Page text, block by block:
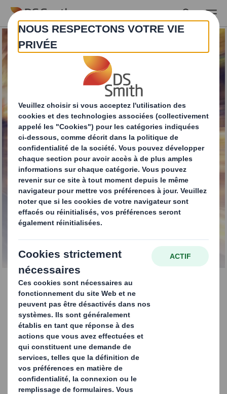
Skip to main content
Présentoirs Toblerone
Nos présentoirs Toblerone en carton à trois
côtés, autoportants et entièrement
recyclables renforcent vos messages
promotionnels et marketing.